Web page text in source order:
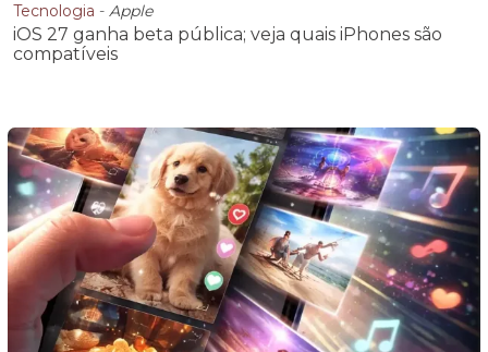
Tecnologia - Apple
iOS 27 ganha beta pública; veja quais iPhones são
compatíveis